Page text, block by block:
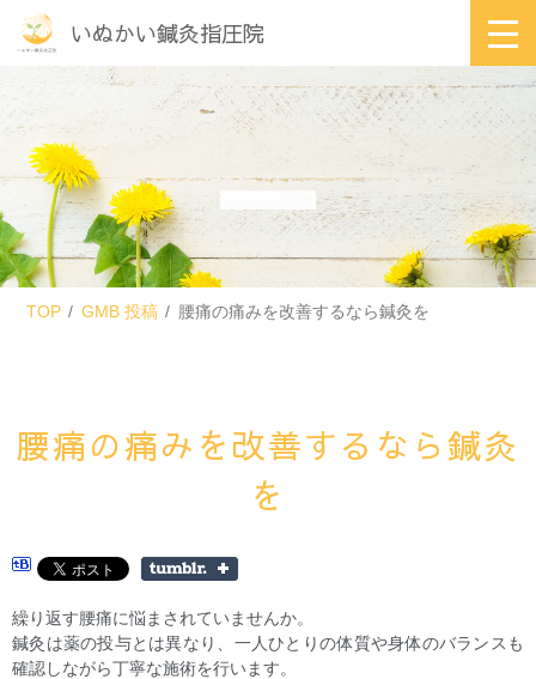
いぬかい鍼灸指圧院
TOP GMB 投稿 腰痛の痛みを改善するなら鍼灸を
腰痛の痛みを改善するなら鍼灸
を
繰り返す腰痛に悩まされていませんか。
鍼灸は薬の投与とは異なり、一人ひとりの体質や身体のバランスも
確認しながら丁寧な施術を行います。